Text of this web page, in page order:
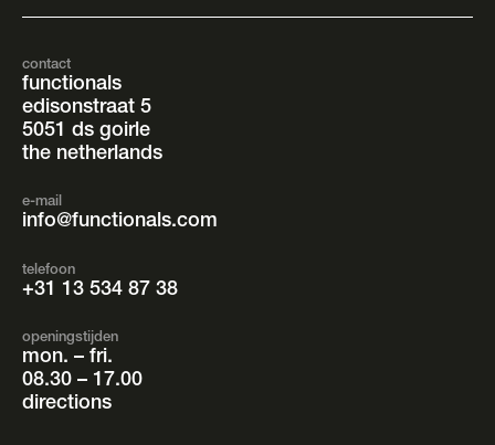
contact
functionals
edisonstraat 5
5051 ds goirle
the netherlands
e-mail
info@functionals.com
telefoon
+31 13 534 87 38
openingstijden
mon. – fri.
08.30 – 17.00
directions